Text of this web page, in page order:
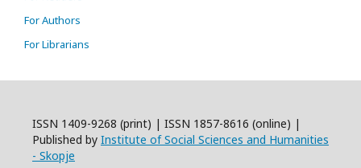
For Authors
For Librarians
ISSN 1409-9268 (print) | ISSN 1857-8616 (online) |
Published by Institute of Social Sciences and Humanities
- Skopje